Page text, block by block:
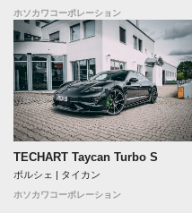
ホソカワコーポレーション
TECHART Taycan Turbo S
ポルシェ | タイカン
ホソカワコーポレーション